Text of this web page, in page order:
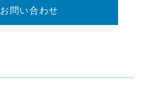
お問い合わせ